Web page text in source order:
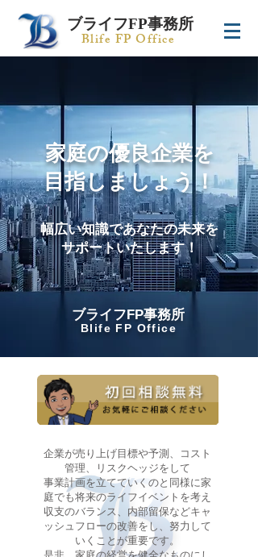
ブライフFP事務所
Blife FP Office
企業が売り上げ目標や予測、コスト
管理、リスクヘッジをして
事業計画を立てていくのと同様に家
庭でも将来のライフイベントを考え
収支のバランス、内部留保などキャ
ッシュフローの改善をし、努力して
いくことが重要です。
家庭の優良企業を
目指しましょう！
​ブライフFP事務所
Blife FP Office
幅広い知識であなたの未来を
サポートいたします！